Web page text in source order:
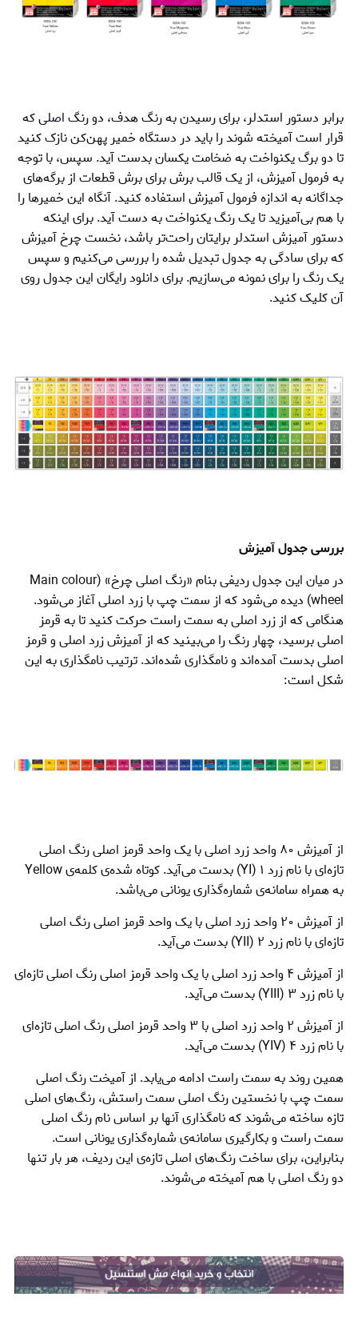
برابر دستور استدلر، برای رسیدن به رنگ هدف، دو رنگ اصلی که
قرار است آمیخته شوند را باید در دستگاه خمیر پهن‌کن نازک کنید
تا دو برگ یکنواخت به ضخامت یکسان بدست آید. سپس، با توجه
به فرمول آمیزش، از یک قالب برش برای برش قطعات از برگه‌های
جداگانه به اندازه فرمول آمیزش استفاده کنید. آنگاه این خمیرها را
با هم بی‌آمیزید تا یک رنگ یکنواخت به دست آید. برای اینکه
دستور آمیزش استدلر برایتان راحت‌تر باشد، نخست چرخ آمیزش
که برای سادگی به جدول تبدیل شده را بررسی می‌کنیم و سپس
یک رنگ را برای نمونه می‌سازیم. برای دانلود رایگان این جدول روی
آن کلیک کنید.
بررسی جدول آمیزش
در میان این جدول ردیفی بنام «رنگ اصلی چرخ» (Main colour
wheel) دیده می‌شود که از سمت چپ با زرد اصلی آغاز می‌شود.
هنگامی که از زرد اصلی به سمت راست حرکت کنید تا به قرمز
اصلی برسید، چهار رنگ را می‌بینید که از آمیزش زرد اصلی و قرمز
اصلی بدست آمده‌اند و نامگذاری شده‌اند. ترتیب نامگذاری به این
شکل است:
از آمیزش ۸۰ واحد زرد اصلی با یک واحد قرمز اصلی رنگ اصلی
تازه‌ای با نام زرد ۱ (YI) بدست می‌آید. کوتاه شده‌ی کلمه‌ی Yellow
به همراه سامانه‌ی شماره‌گذاری یونانی می‌باشد.
از آمیزش ۲۰ واحد زرد اصلی با یک واحد قرمز اصلی رنگ اصلی
تازه‌ای با نام زرد ۲ (YII) بدست می‌آید.
از آمیزش ۴ واحد زرد اصلی با یک واحد قرمز اصلی رنگ اصلی تازه‌ای
با نام زرد ۳ (YIII) بدست می‌آید.
از آمیزش ۲ واحد زرد اصلی با ۳ واحد قرمز اصلی رنگ اصلی تازه‌ای
با نام زرد ۴ (YIV) بدست می‌آید.
همین روند به سمت راست ادامه می‌یابد. از آمیخت رنگ اصلی
سمت چپ با نخستین رنگ اصلی سمت راستش، رنگ‌های اصلی
تازه ساخته می‌شوند که نامگذاری آنها بر اساس نام رنگ اصلی
سمت راست و بکارگیری سامانه‌ی شماره‌گذاری یونانی است.
بنابراین، برای ساخت رنگ‌های اصلی تازه‌ی این ردیف، هر بار تنها
دو رنگ اصلی با هم آمیخته می‌شوند.